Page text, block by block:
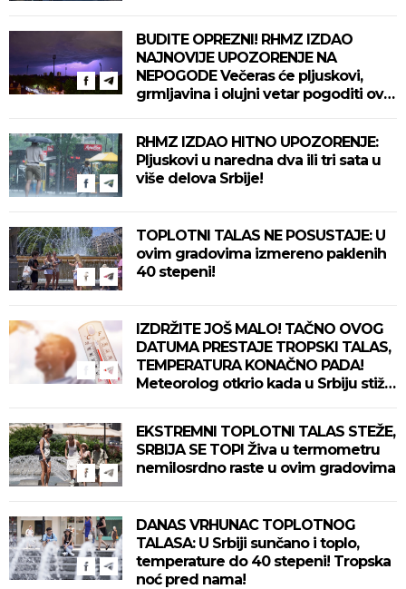
BUDITE OPREZNI! RHMZ IZDAO
NAJNOVIJE UPOZORENJE NA
NEPOGODE Večeras će pljuskovi,
grmljavina i olujni vetar pogoditi ove
RHMZ IZDAO HITNO UPOZORENJE:
Pljuskovi u naredna dva ili tri sata u
više delova Srbije!
TOPLOTNI TALAS NE POSUSTAJE: U
ovim gradovima izmereno paklenih
40 stepeni!
IZDRŽITE JOŠ MALO! TAČNO OVOG
DATUMA PRESTAJE TROPSKI TALAS,
TEMPERATURA KONAČNO PADA!
Meteorolog otkrio kada u Srbiju stiže
EKSTREMNI TOPLOTNI TALAS STEŽE,
SRBIJA SE TOPI Živa u termometru
nemilosrdno raste u ovim gradovima
DANAS VRHUNAC TOPLOTNOG
TALASA: U Srbiji sunčano i toplo,
temperature do 40 stepeni! Tropska
noć pred nama!